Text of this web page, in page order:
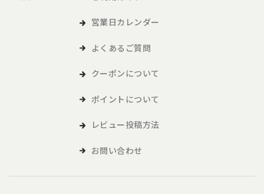
営業日カレンダー
よくあるご質問
クーポンについて
ポイントについて
レビュー投稿方法
お問い合わせ